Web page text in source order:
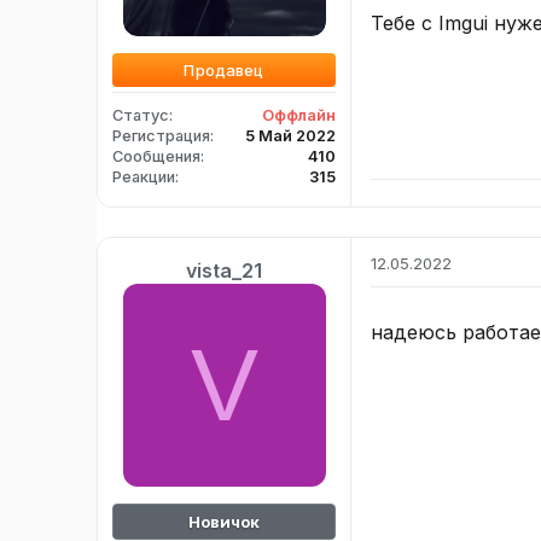
Продавец
Статус
Оффлайн
Регистрация
5 Май 2022
Сообщения
410
Реакции
315
Тебе с Imgui
vista_21
V
Новичок
12.05.2022
надеюсь